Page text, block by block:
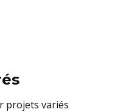
projets variés